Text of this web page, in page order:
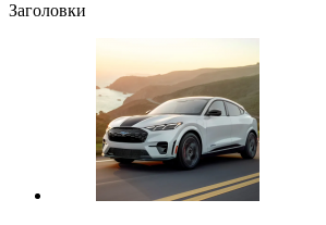
Заголовки